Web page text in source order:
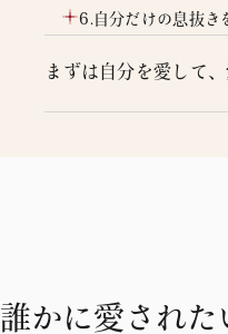
6.自分だけの息抜き
まずは自分を愛して
誰かに愛され